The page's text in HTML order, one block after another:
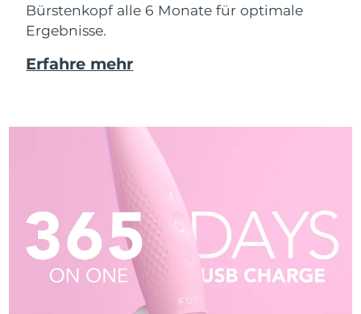
Bürstenkopf alle 6 Monate für optimale
Ergebnisse.
Erfahre mehr